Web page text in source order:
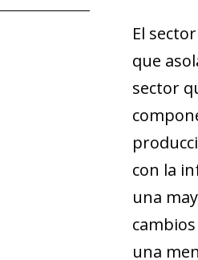
El
que
sector
con la
una
una